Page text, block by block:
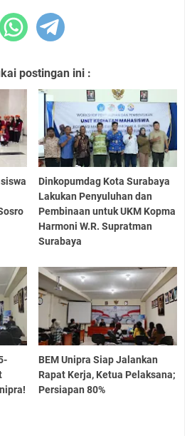
postingan ini :
Dinkopumdag Kota Surabaya
Lakukan Penyuluhan dan
Pembinaan untuk UKM Kopma
Harmoni W.R. Supratman
Surabaya
BEM Unipra Siap Jalankan
Rapat Kerja, Ketua Pelaksana;
Persiapan 80%